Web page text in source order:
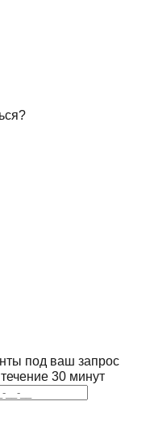
под ваш запрос
30 минут